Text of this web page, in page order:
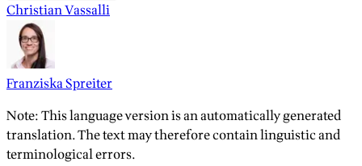
Christian Vassalli
Franziska Spreiter
Note: This language version is an automatically generated
translation. The text may therefore contain linguistic and
terminological errors.